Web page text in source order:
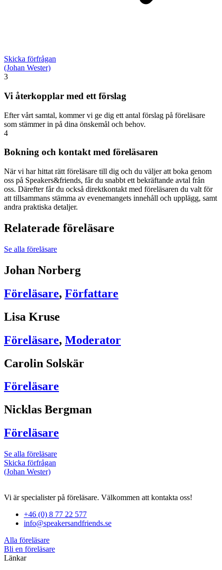
Skicka förfrågan
(Johan Wester)
3
Vi återkopplar med ett förslag
Efter vårt samtal, kommer vi ge dig ett antal förslag på föreläsare
som stämmer in på dina önskemål och behov.
4
Bokning och kontakt med föreläsaren
När vi har hittat rätt föreläsare till dig och du väljer att boka genom
oss på Speakers&friends, får du snabbt ett bekräftande avtal från
oss. Därefter får du också direktkontakt med föreläsaren du valt för
att tillsammans stämma av evenemangets innehåll och upplägg, samt
andra praktiska detaljer.
Relaterade föreläsare
Se alla föreläsare
Johan Norberg
Föreläsare, Författare
Lisa Kruse
Föreläsare, Moderator
Carolin Solskär
Föreläsare
Nicklas Bergman
Föreläsare
Se alla föreläsare
Skicka förfrågan
(Johan Wester)
Vi är specialister på föreläsare. Välkommen att kontakta oss!
+46 (0) 8 77 22 577
info@speakersandfriends.se
Alla föreläsare
Bli en föreläsare​
Länkar